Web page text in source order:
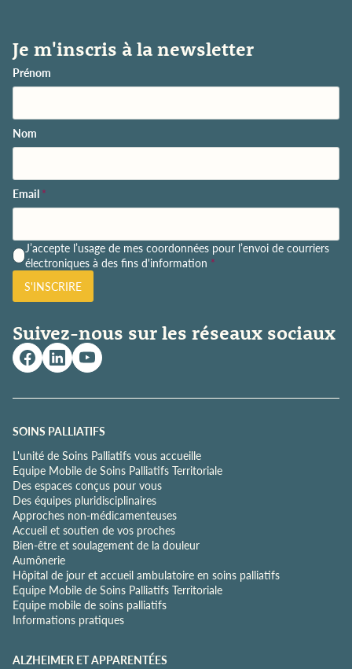
Je m'inscris à la newsletter
Prénom
Nom
Email *
P
o
l
t
q
u
e
e
o
f
i
d
e
n
t
i
a
l
i
t
é
J’accepte l’usage de mes coordonnées pour l’envoi de courriers
électroniques à des fins d'information *
S'INSCRIRE
Suivez-nous sur les réseaux sociaux
SOINS PALLIATIFS
L'unité de Soins Palliatifs vous accueille
Equipe Mobile de Soins Palliatifs Territoriale
Des espaces conçus pour vous
Des équipes pluridisciplinaires
Approches non-médicamenteuses
Accueil et soutien de vos proches
Bien-être et soulagement de la douleur
Aumônerie
Hôpital de jour et accueil ambulatoire en soins palliatifs
Equipe Mobile de Soins Palliatifs Territoriale
Equipe mobile de soins palliatifs
Informations pratiques
ALZHEIMER ET APPARENTÉES